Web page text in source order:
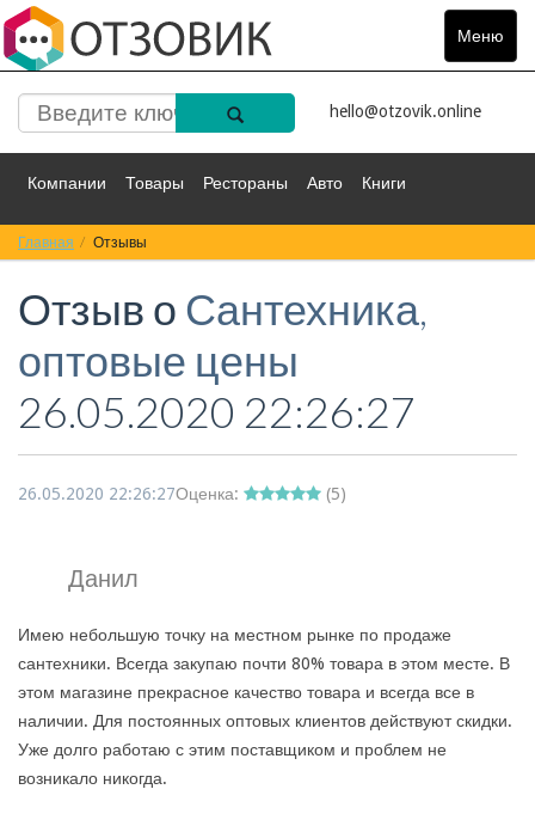
Меню
Toggle
hello@otzovik.online
Компании Товары Рестораны Авто Книги
Спорт Фильмы
Красота Здоровье Остальное
Главная Отзывы
Отзыв о Сантехника,
оптовые цены
26.05.2020 22:26:27
26.05.2020 22:26:27Оценка: (5)
Данил
Имею небольшую точку на местном рынке по продаже
сантехники. Всегда закупаю почти 80% товара в этом месте. В
этом магазине прекрасное качество товара и всегда все в
наличии. Для постоянных оптовых клиентов действуют скидки.
Уже долго работаю с этим поставщиком и проблем не
возникало никогда.